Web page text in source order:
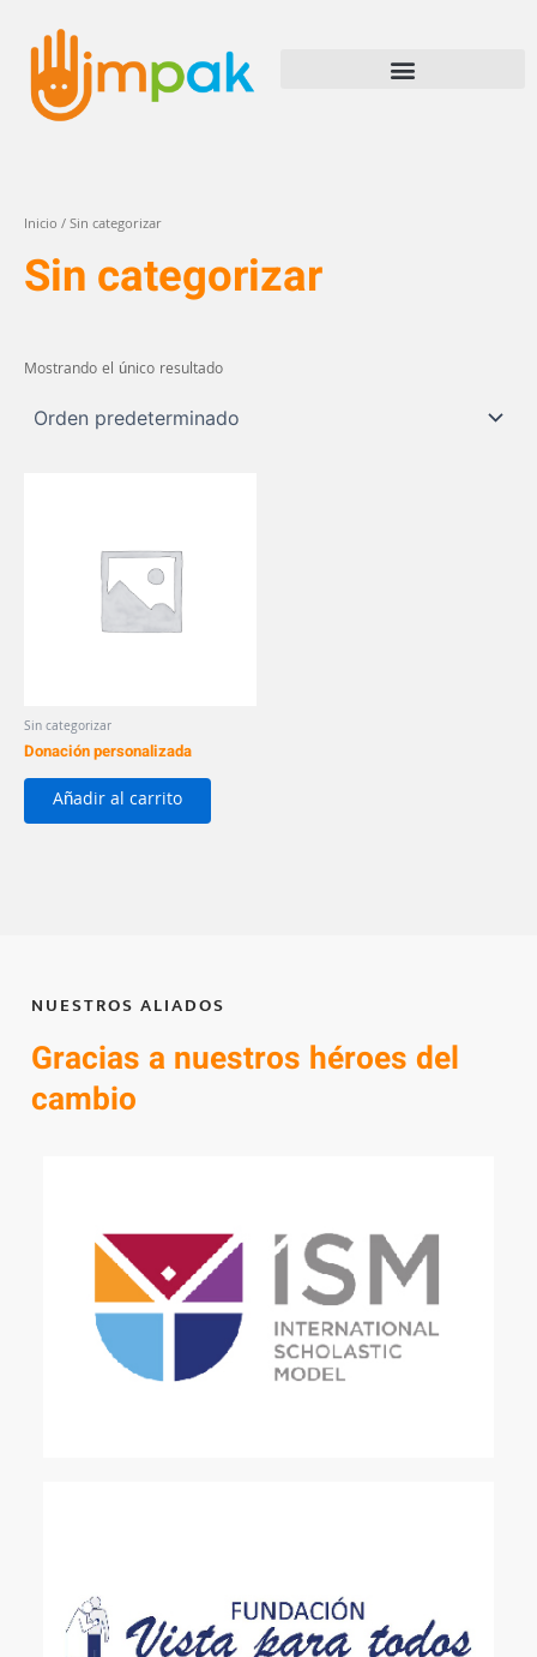
contenido
Inicio / Sin categorizar
Sin categorizar
Mostrando el único resultado
Sin categorizar
Donación personalizada
Añadir al carrito
NUESTROS ALIADOS
Gracias a nuestros héroes del
cambio